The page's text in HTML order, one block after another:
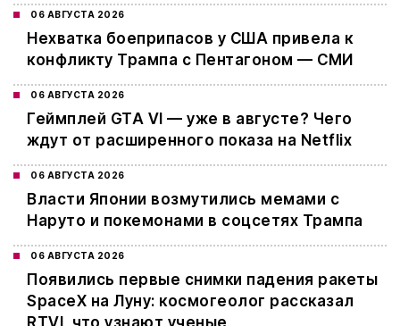
06 АВГУСТА 2026
Нехватка боеприпасов у США привела к
конфликту Трампа с Пентагоном — СМИ
06 АВГУСТА 2026
Геймплей GTA VI — уже в августе? Чего
ждут от расширенного показа на Netflix
06 АВГУСТА 2026
Власти Японии возмутились мемами с
Наруто и покемонами в соцсетях Трампа
06 АВГУСТА 2026
Появились первые снимки падения ракеты
SpaceX на Луну: космогеолог рассказал